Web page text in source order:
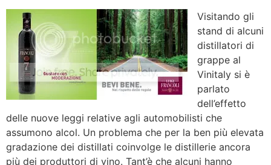
Visitando gli
stand di alcuni
distillatori di
grappe al
Vinitaly si è
parlato
dell’effetto
delle nuove leggi relative agli automobilisti che
assumono alcol. Un problema che per la ben più elevata
gradazione dei distillati coinvolge le distillerie ancora
più dei produttori di vino. Tant’è che alcuni hanno